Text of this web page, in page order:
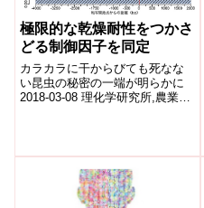
極限的な乾燥耐性をつかさ
どる制御因子を同定
カラカラに干からびても死なな
い昆虫の秘密の一端が明らかに
2018-03-08 理化学研究所,農業・